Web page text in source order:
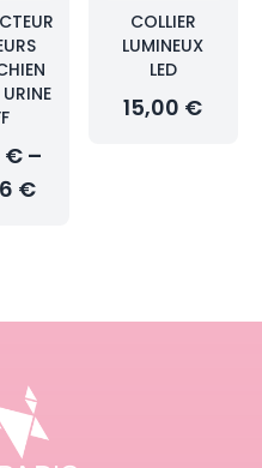
€ –
€
COLLIER
LUMINEUX
LED
15,00 €